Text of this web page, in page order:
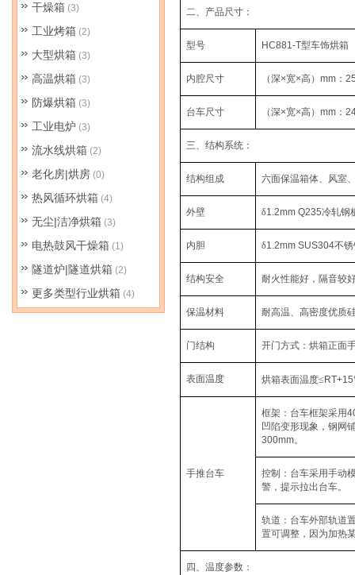
二、产品尺寸：
型号 HC881-T型车饰烘箱
内腔尺寸 （深×宽×高） mm ：
台车尺寸 （深×宽×高） mm ：
三、结构系统：
结构组成 六面保温箱体、风室
外壁 δ1.2mm Q235冷轧钢
内胆 δ1.2mm SUS304不
结构安全 耐火性能好，隔音较
保温材料 耐高温、高密度优质
门结构 开门方式：烘箱正面
表面温度 烘箱表面温度≤ RT+15
手推台车
框架：台车框架采用
凹陷变形现象，钢网
300mm。
控制：台车采用手动
警，提示拉出台车。
轨道：台车外部轨道
置可调整，因为加热
四、温度参数：
干燥箱 (3)
工业烤箱 (2)
大型烘箱 (3)
高温烘箱 (3)
防爆烘箱 (3)
工业电炉 (3)
流水线烘箱 (2)
老化房|烘房 (0)
热风循环烘箱 (4)
无尘|洁净烘箱 (3)
电热鼓风干燥箱 (1)
隧道炉|隧道烘箱 (2)
更多类型行业烘箱 (4)